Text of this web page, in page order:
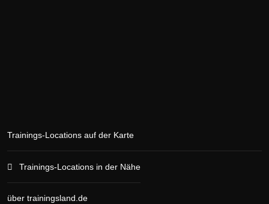
Trainings-Locations auf der Karte
Trainings-Locations in der Nähe
über trainingsland.de